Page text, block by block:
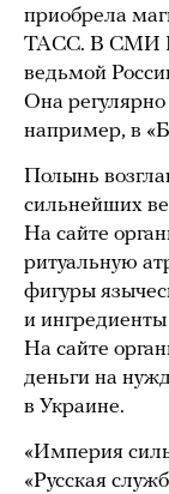
приобрела
ТАСС. В СМИ
ведьмой
Она
например, в
Полынь
сильнейших
На сайте
ритуальную
фигуры
и
На сайте
деньги на
в Украине.
«Империя
«Русская